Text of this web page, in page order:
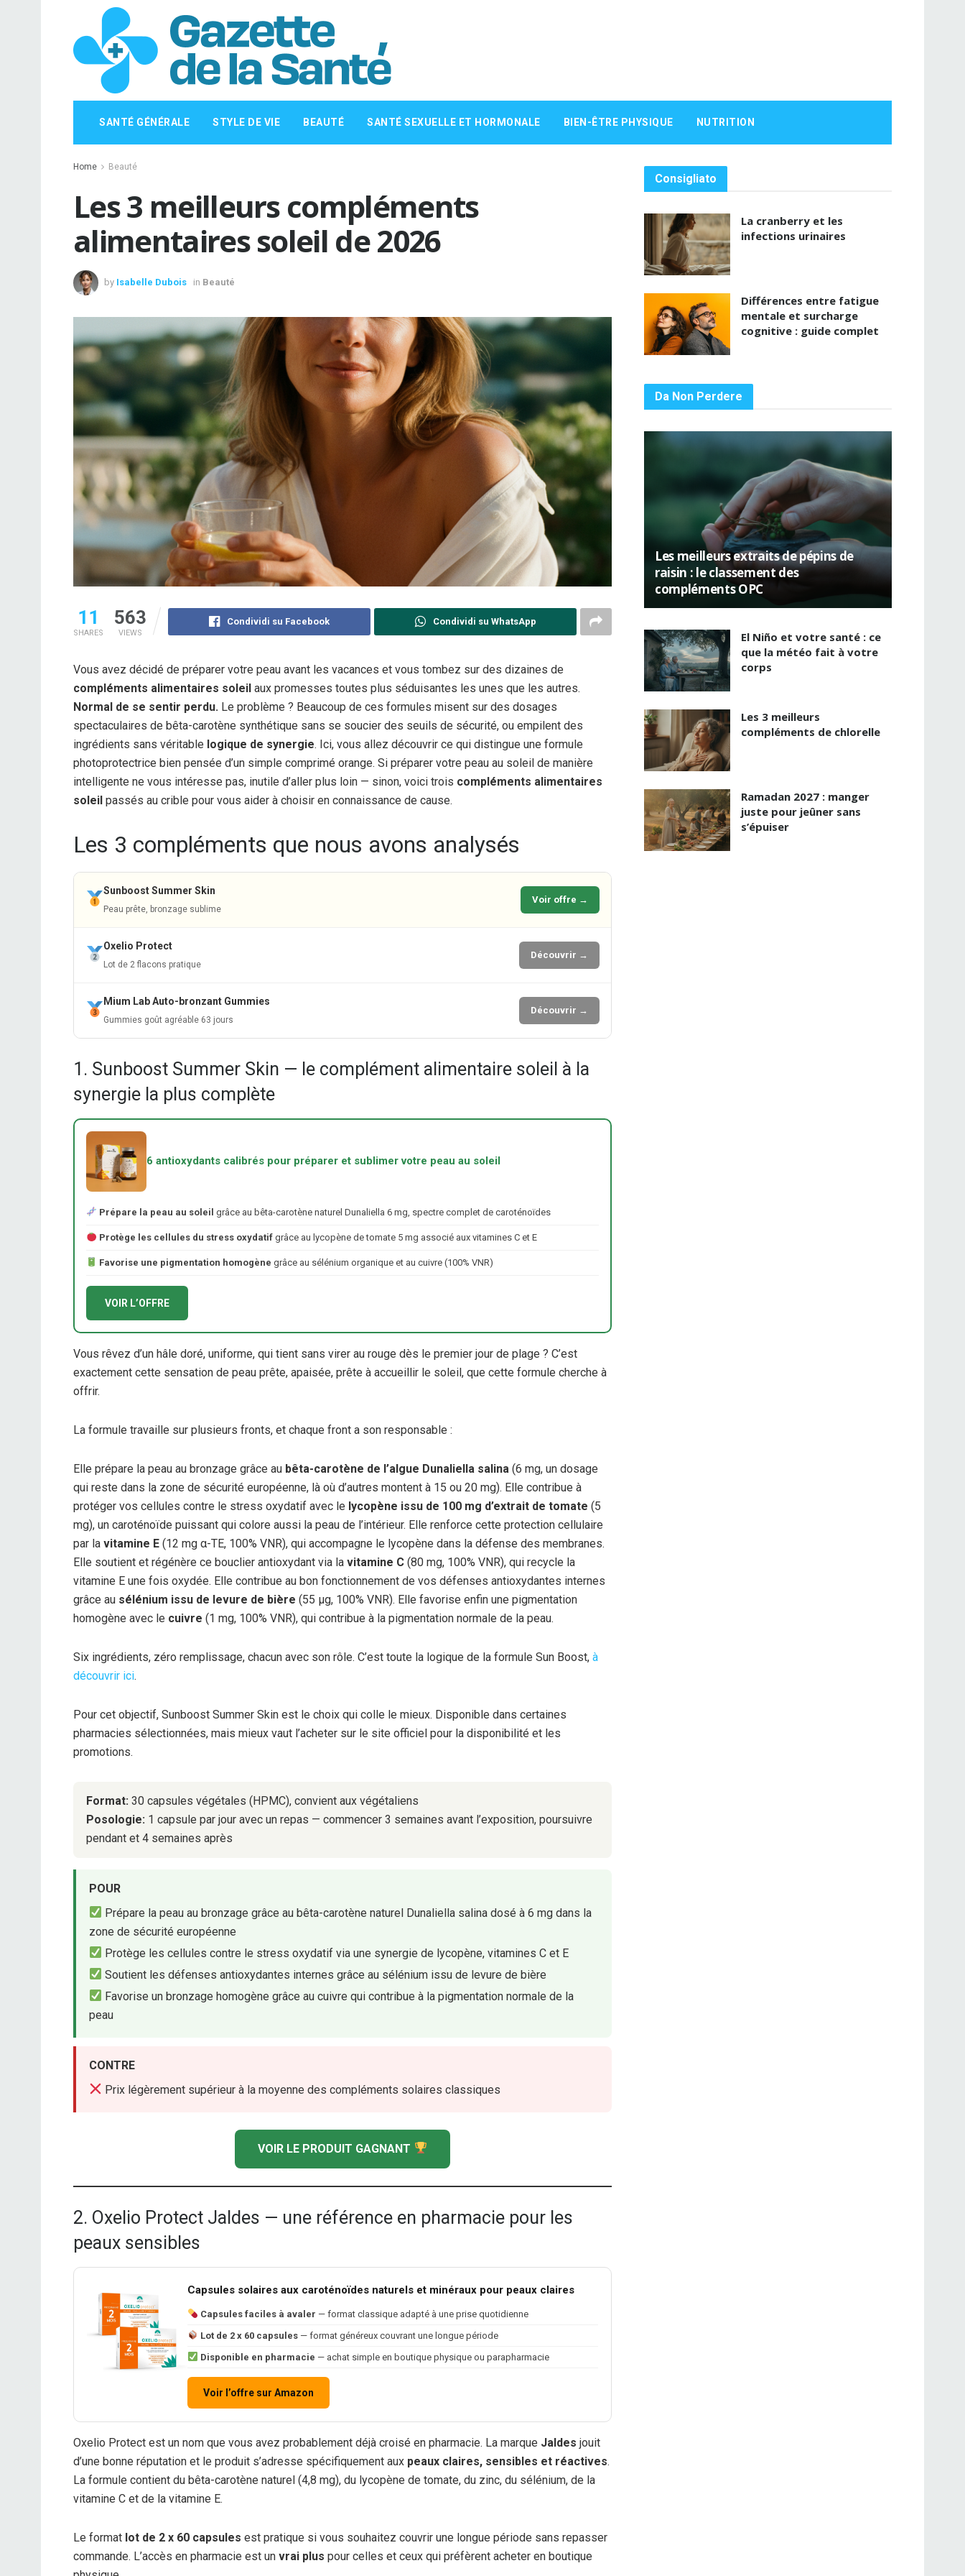
SANTÉ GÉNÉRALE STYLE DE VIE BEAUTÉ SANTÉ SEXUELLE ET HORMONALE BIEN-ÊTRE PHYSIQUE NUTRITION
Home Beauté
Les 3 meilleurs compléments
alimentaires soleil de 2026
by Isabelle Dubois in Beauté
11
SHARES
563
VIEWS
Condividi su Facebook Condividi su WhatsApp
Vous avez décidé de préparer votre peau avant les vacances et vous tombez sur des dizaines de
compléments alimentaires soleil aux promesses toutes plus séduisantes les unes que les autres.
Normal de se sentir perdu. Le problème ? Beaucoup de ces formules misent sur des dosages
spectaculaires de bêta-carotène synthétique sans se soucier des seuils de sécurité, ou empilent des
ingrédients sans véritable logique de synergie. Ici, vous allez découvrir ce qui distingue une formule
photoprotectrice bien pensée d’un simple comprimé orange. Si préparer votre peau au soleil de manière
intelligente ne vous intéresse pas, inutile d’aller plus loin — sinon, voici trois compléments alimentaires
soleil passés au crible pour vous aider à choisir en connaissance de cause.
Les 3 compléments que nous avons analysés
Sunboost Summer Skin
Peau prête, bronzage sublime
Voir offre →
Oxelio Protect
Lot de 2 flacons pratique
Découvrir →
Mium Lab Auto-bronzant Gummies
Gummies goût agréable 63 jours
Découvrir →
1. Sunboost Summer Skin — le complément alimentaire soleil à la
synergie la plus complète
6 antioxydants calibrés pour préparer et sublimer votre peau au soleil
Prépare la peau au soleil grâce au bêta-carotène naturel Dunaliella 6 mg, spectre complet de caroténoïdes
Protège les cellules du stress oxydatifgrâce au lycopène de tomate 5 mg associé aux vitamines C et E
Favorise une pigmentation homogène grâce au sélénium organique et au cuivre (100% VNR)
VOIR L’OFFRE
Vous rêvez d’un hâle doré, uniforme, qui tient sans virer au rouge dès le premier jour de plage ? C’est
exactement cette sensation de peau prête, apaisée, prête à accueillir le soleil, que cette formule cherche à
offrir.
La formule travaille sur plusieurs fronts, et chaque front a son responsable :
Elle prépare la peau au bronzage grâce au bêta-carotène de l’algue Dunaliella salina (6 mg, un dosage
qui reste dans la zone de sécurité européenne, là où d’autres montent à 15 ou 20 mg). Elle contribue à
protéger vos cellules contre le stress oxydatif avec le lycopène issu de 100 mg d’extrait de tomate (5
mg), un caroténoïde puissant qui colore aussi la peau de l’intérieur. Elle renforce cette protection cellulaire
par la vitamine E (12 mg α-TE, 100% VNR), qui accompagne le lycopène dans la défense des membranes.
Elle soutient et régénère ce bouclier antioxydant via la vitamine C (80 mg, 100% VNR), qui recycle la
vitamine E une fois oxydée. Elle contribue au bon fonctionnement de vos défenses antioxydantes internes
grâce au sélénium issu de levure de bière (55 μg, 100% VNR). Elle favorise enfin une pigmentation
homogène avec le cuivre (1 mg, 100% VNR), qui contribue à la pigmentation normale de la peau.
Six ingrédients, zéro remplissage, chacun avec son rôle. C’est toute la logique de la formule Sun Boost, à
découvrir ici.
Pour cet objectif, Sunboost Summer Skin est le choix qui colle le mieux. Disponible dans certaines
pharmacies sélectionnées, mais mieux vaut l’acheter sur le site officiel pour la disponibilité et les
promotions.
Format: 30 capsules végétales (HPMC), convient aux végétaliens
Posologie: 1 capsule par jour avec un repas — commencer 3 semaines avant l’exposition, poursuivre
pendant et 4 semaines après
POUR
Prépare la peau au bronzage grâce au bêta-carotène naturel Dunaliella salina dosé à 6 mg dans la
zone de sécurité européenne
Protège les cellules contre le stress oxydatif via une synergie de lycopène, vitamines C et E
Soutient les défenses antioxydantes internes grâce au sélénium issu de levure de bière
Favorise un bronzage homogène grâce au cuivre qui contribue à la pigmentation normale de la
peau
CONTRE
Prix légèrement supérieur à la moyenne des compléments solaires classiques
VOIR LE PRODUIT GAGNANT
2. Oxelio Protect Jaldes — une référence en pharmacie pour les
peaux sensibles
Capsules solaires aux caroténoïdes naturels et minéraux pour peaux claires
Capsules faciles à avaler — format classique adapté à une prise quotidienne
Lot de 2 x 60 capsules— format généreux couvrant une longue période
Disponible en pharmacie — achat simple en boutique physique ou parapharmacie
Voir l’offre sur Amazon
Oxelio Protect est un nom que vous avez probablement déjà croisé en pharmacie. La marque Jaldes jouit
d’une bonne réputation et le produit s’adresse spécifiquement aux peaux claires, sensibles et réactives.
La formule contient du bêta-carotène naturel (4,8 mg), du lycopène de tomate, du zinc, du sélénium, de la
vitamine C et de la vitamine E.
Le format lot de 2 x 60 capsules est pratique si vous souhaitez couvrir une longue période sans repasser
commande. L’accès en pharmacie est un vrai plus pour celles et ceux qui préfèrent acheter en boutique
Consigliato
La cranberry et les
infections urinaires
Différences entre fatigue
mentale et surcharge
cognitive : guide complet
Da Non Perdere
Les meilleurs extraits de pépins de
raisin : le classement des
compléments OPC
El Niño et votre santé : ce
que la météo fait à votre
corps
Les 3 meilleurs
compléments de chlorelle
Ramadan 2027 : manger
juste pour jeûner sans
s’épuiser